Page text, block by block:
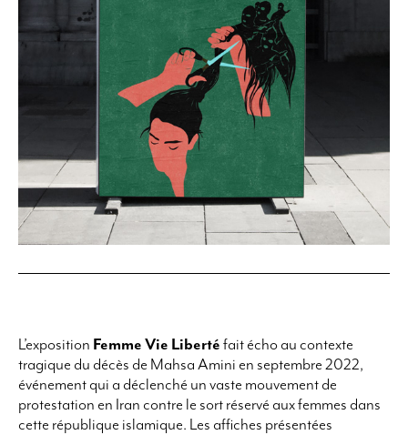
L’exposition Femme Vie Liberté fait écho au contexte
tragique du décès de Mahsa Amini en septembre 2022,
événement qui a déclenché un vaste mouvement de
protestation en Iran contre le sort réservé aux femmes dans
cette république islamique. Les affiches présentées